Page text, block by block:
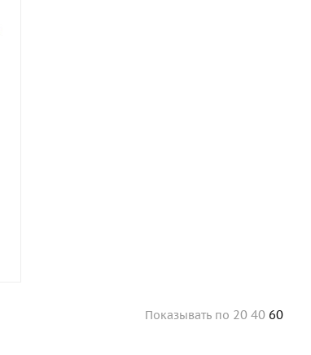
Показывать по 20 40 60